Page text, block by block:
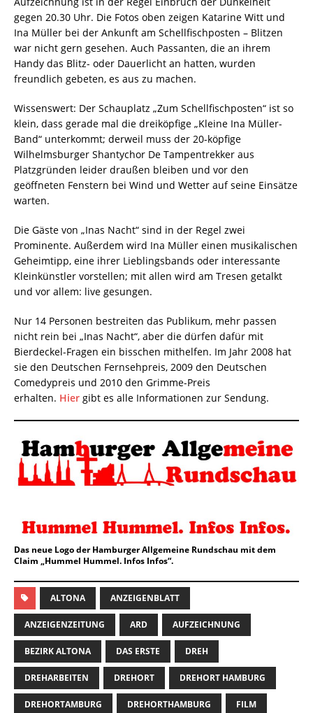
gegen 20.30 Uhr. Die Fotos oben zeigen Katarine Witt und
Ina Müller bei der Ankunft am Schellfischposten – Blitzen
war nicht gern gesehen. Auch Passanten, die an ihrem
Handy das Blitz- oder Dauerlicht an hatten, wurden
freundlich gebeten, es aus zu machen.
Wissenswert: Der Schauplatz „Zum Schellfischposten“ ist so
klein, dass gerade mal die dreiköpfige „Kleine Ina Müller-
Band“ unterkommt; derweil muss der 20-köpfige
Wilhelmsburger Shantychor De Tampentrekker aus
Platzgründen leider draußen bleiben und vor den
geöffneten Fenstern bei Wind und Wetter auf seine Einsätze
warten.
Die Gäste von „Inas Nacht“ sind in der Regel zwei
Prominente. Außerdem wird Ina Müller einen musikalischen
Geheimtipp, eine ihrer Lieblingsbands oder interessante
Kleinkünstler vorstellen; mit allen wird am Tresen getalkt
und vor allem: live gesungen.
Nur 14 Personen bestreiten das Publikum, mehr passen
nicht rein bei „Inas Nacht“, aber die dürfen dafür mit
Bierdeckel-Fragen ein bisschen mithelfen. Im Jahr 2008 hat
sie den Deutschen Fernsehpreis, 2009 den Deutschen
Comedypreis und 2010 den Grimme-Preis
erhalten. Hier gibt es alle Informationen zur Sendung.
Das neue Logo der Hamburger Allgemeine Rundschau mit dem
Claim „Hummel Hummel. Infos Infos“.
ALTONA ANZEIGENBLATT
ANZEIGENZEITUNG ARD AUFZEICHNUNG
BEZIRK ALTONA DAS ERSTE DREH
DREHARBEITEN DREHORT DREHORT HAMBURG
DREHORTAMBURG DREHORTHAMBURG FILM